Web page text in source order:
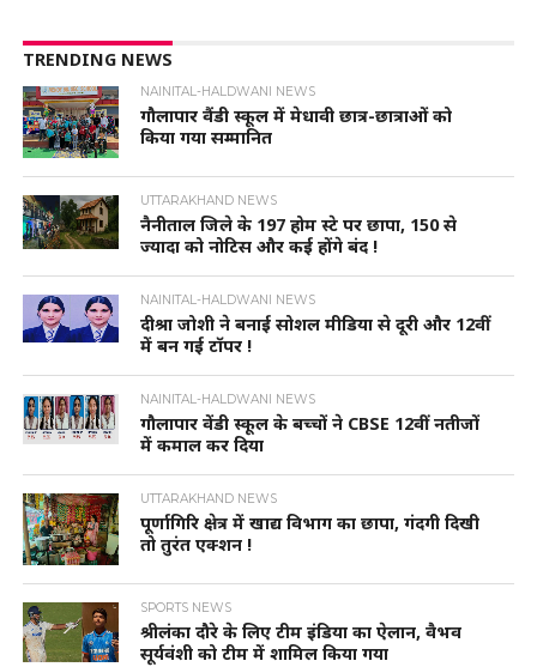
TRENDING NEWS
NAINITAL-HALDWANI NEWS
गौलापार वैंडी स्कूल में मेधावी छात्र-छात्राओं को
किया गया सम्मानित
UTTARAKHAND NEWS
नैनीताल जिले के 197 होम स्टे पर छापा, 150 से
ज्यादा को नोटिस और कई होंगे बंद !
NAINITAL-HALDWANI NEWS
दीश्रा जोशी ने बनाई सोशल मीडिया से दूरी और 12वीं
में बन गई टॉपर !
NAINITAL-HALDWANI NEWS
गौलापार वेंडी स्कूल के बच्चों ने CBSE 12वीं नतीजों
में कमाल कर दिया
UTTARAKHAND NEWS
पूर्णागिरि क्षेत्र में खाद्य विभाग का छापा, गंदगी दिखी
तो तुरंत एक्शन !
SPORTS NEWS
श्रीलंका दौरे के लिए टीम इंडिया का ऐलान, वैभव
सूर्यवंशी को टीम में शामिल किया गया